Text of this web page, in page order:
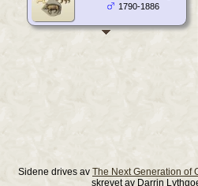
1790-1886
Sidene drives av The Next Generation of
skrevet av Darrin